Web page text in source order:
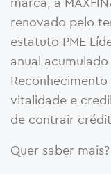
renovado pelo
estatuto PME
anual
vitalidade e
de contrair
Quer saber mais?